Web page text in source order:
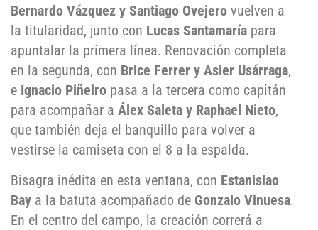
Bernardo Vázquez y Santiago Ovejero vuelven a
la titularidad, junto con Lucas Santamaría para
apuntalar la primera línea. Renovación completa
en la segunda, con Brice Ferrer y Asier Usárraga,
e Ignacio Piñeiro pasa a la tercera como capitán
para acompañar a Álex Saleta y Raphael Nieto,
que también deja el banquillo para volver a
vestirse la camiseta con el 8 a la espalda.
Bisagra inédita en esta ventana, con Estanislao
Bay a la batuta acompañado de Gonzalo Vinuesa.
En el centro del campo, la creación correrá a